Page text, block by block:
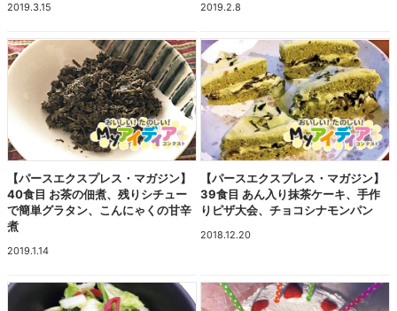
2019.3.15 2019.2.8
【パースエクスプレス・マガジン】
40食目 お茶の佃煮、残りシチュー
で簡単グラタン、こんにゃくの甘辛
煮
2019.1.14
【パースエクスプレス・マガジン】
39食目 あん入り抹茶ケーキ、手作
りピザ大会、チョコシナモンパン
2018.12.20